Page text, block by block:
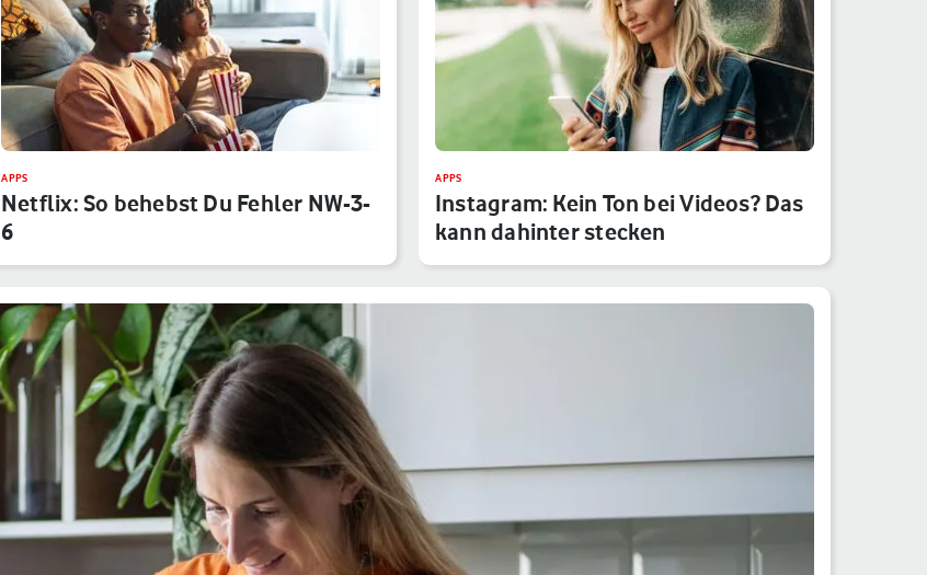
APPS
Netflix: So behebst Du Fehler NW-3-
6
APPS
Instagram: Kein Ton bei Videos? Das
kann dahinter stecken